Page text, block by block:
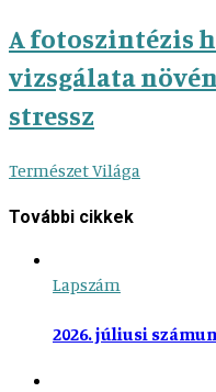
A fotoszintézis
vizsgálata
stressz
Természet Világa
További cikkek
Lapszám
2026. júliusi